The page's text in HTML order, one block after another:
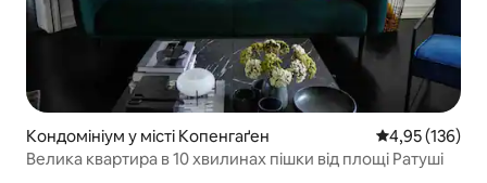
Кондомініум у місті Копенгаґен Середня
4,95 (136)
Велика квартира в 10 хвилинах пішки від площі Ратуші